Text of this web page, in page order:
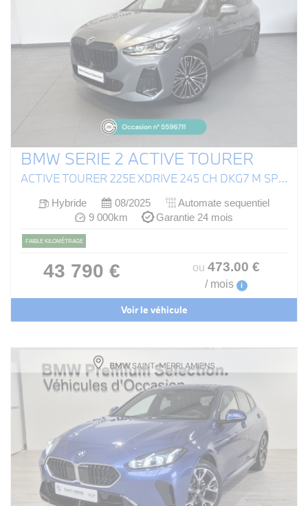
BMW SERIE 2 ACTIVE TOURER
ACTIVE TOURER 225E XDRIVE 245 CH DKG7 M SPORT
Hybride 08/2025
Automate sequentiel
9 000km
Garantie 24 mois
FAIBLE KILOMÉTRAGE
43 790 € ou 473.00 €
/ mois i
Voir le véhicule